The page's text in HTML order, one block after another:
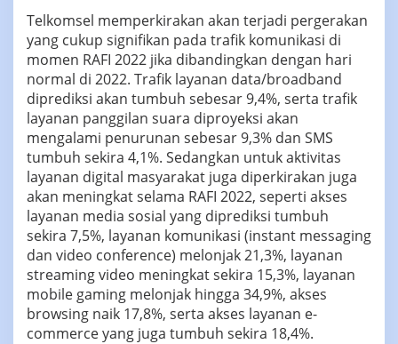
Telkomsel memperkirakan akan terjadi pergerakan
yang cukup signifikan pada trafik komunikasi di
momen RAFI 2022 jika dibandingkan dengan hari
normal di 2022. Trafik layanan data/broadband
diprediksi akan tumbuh sebesar 9,4%, serta trafik
layanan panggilan suara diproyeksi akan
mengalami penurunan sebesar 9,3% dan SMS
tumbuh sekira 4,1%. Sedangkan untuk aktivitas
layanan digital masyarakat juga diperkirakan juga
akan meningkat selama RAFI 2022, seperti akses
layanan media sosial yang diprediksi tumbuh
sekira 7,5%, layanan komunikasi (instant messaging
dan video conference) melonjak 21,3%, layanan
streaming video meningkat sekira 15,3%, layanan
mobile gaming melonjak hingga 34,9%, akses
browsing naik 17,8%, serta akses layanan e-
commerce yang juga tumbuh sekira 18,4%.